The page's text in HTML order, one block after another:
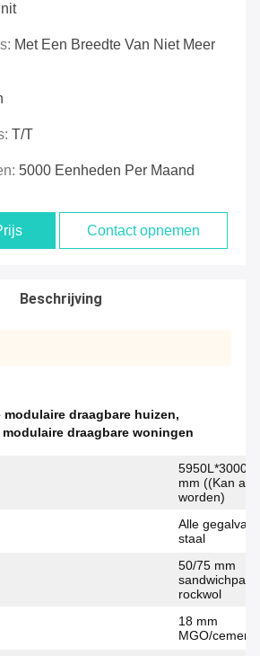
Met Een Breedte Van Niet Meer
T/T
5000 Eenheden Per Maand
Contact opnemen
Beschrijving
modulaire draagbare huizen,
draagbare woningen
mm ((Kan
worden)
Alle
staal
50/75 mm
rockwol
18 mm
MGO/